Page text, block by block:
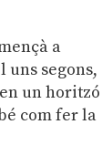
a
segons,
un horitzó
com fer la